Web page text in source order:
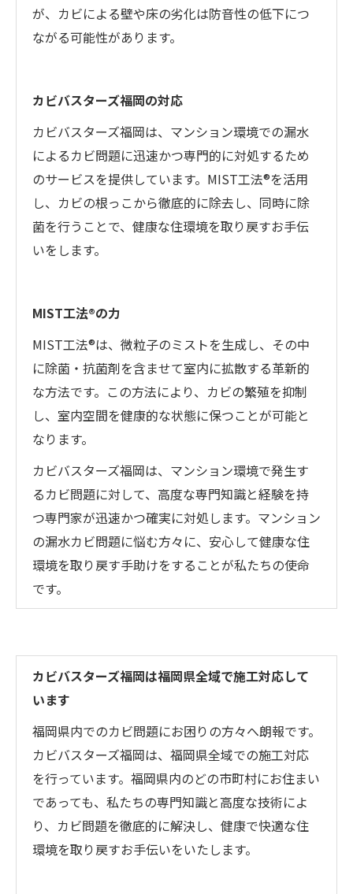
が、カビによる壁や床の劣化は防音性の低下につ
ながる可能性があります。
カビバスターズ福岡の対応
カビバスターズ福岡は、マンション環境での漏水
によるカビ問題に迅速かつ専門的に対処するため
のサービスを提供しています。MIST工法®を活用
し、カビの根っこから徹底的に除去し、同時に除
菌を行うことで、健康な住環境を取り戻すお手伝
いをします。
MIST工法®の力
MIST工法®は、微粒子のミストを生成し、その中
に除菌・抗菌剤を含ませて室内に拡散する革新的
な方法です。この方法により、カビの繁殖を抑制
し、室内空間を健康的な状態に保つことが可能と
なります。
カビバスターズ福岡は、マンション環境で発生す
るカビ問題に対して、高度な専門知識と経験を持
つ専門家が迅速かつ確実に対処します。マンション
の漏水カビ問題に悩む方々に、安心して健康な住
環境を取り戻す手助けをすることが私たちの使命
です。
カビバスターズ福岡は福岡県全域で施工対応して
います
福岡県内でのカビ問題にお困りの方々へ朗報です。
カビバスターズ福岡は、福岡県全域での施工対応
を行っています。福岡県内のどの市町村にお住まい
であっても、私たちの専門知識と高度な技術によ
り、カビ問題を徹底的に解決し、健康で快適な住
環境を取り戻すお手伝いをいたします。